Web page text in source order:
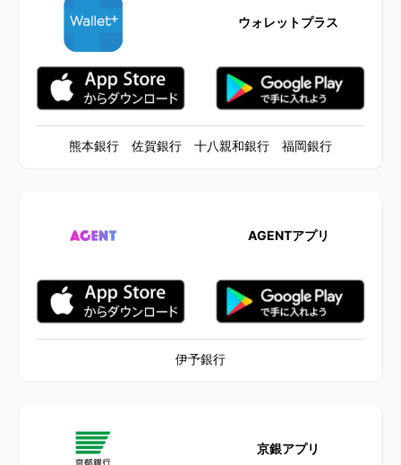
ウォレットプラス
熊本銀行 佐賀銀行 十八親和銀行 福岡銀行
AGENTアプリ
伊予銀行
京銀アプリ